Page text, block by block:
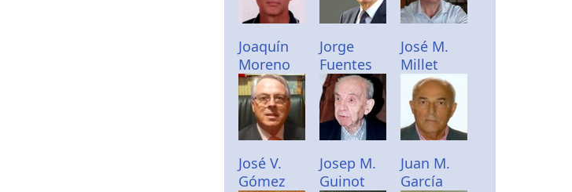
Joaquín
Moreno
Jorge
Fuentes
José M.
Millet
José V.
Gómez
Josep M.
Guinot
Juan M.
García